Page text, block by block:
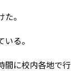
。
る。
間に校内各地で行